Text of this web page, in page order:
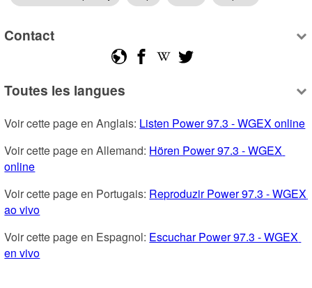
Contact
Toutes les langues
Voir cette page en Anglais: Listen Power 97.3 - WGEX online
Voir cette page en Allemand: Hören Power 97.3 - WGEX
online
Voir cette page en Portugais: Reproduzir Power 97.3 - WGEX
ao vivo
Voir cette page en Espagnol: Escuchar Power 97.3 - WGEX
en vivo